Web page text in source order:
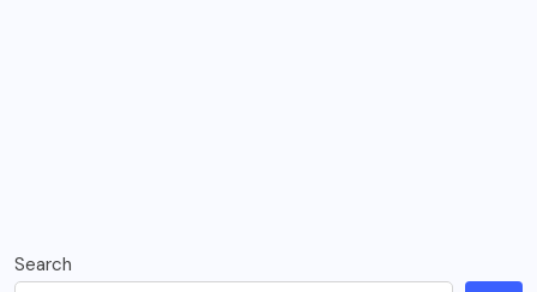
Search